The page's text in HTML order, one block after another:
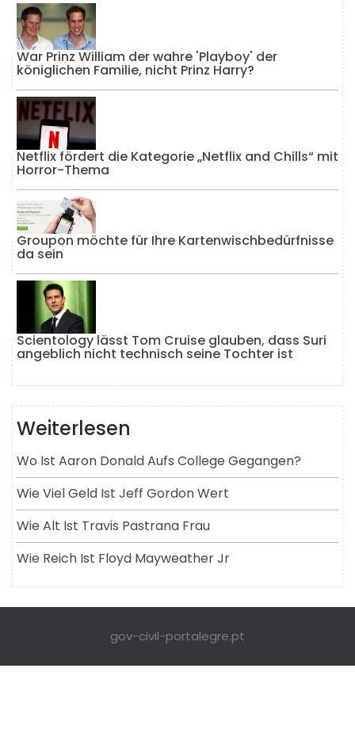
War Prinz William der wahre 'Playboy' der
königlichen Familie, nicht Prinz Harry?
Netflix fördert die Kategorie „Netflix and Chills“ mit
Horror-Thema
Groupon möchte für Ihre Kartenwischbedürfnisse
da sein
Scientology lässt Tom Cruise glauben, dass Suri
angeblich nicht technisch seine Tochter ist
Weiterlesen
Wo Ist Aaron Donald Aufs College Gegangen?
Wie Viel Geld Ist Jeff Gordon Wert
Wie Alt Ist Travis Pastrana Frau
Wie Reich Ist Floyd Mayweather Jr
gov-civil-portalegre.pt